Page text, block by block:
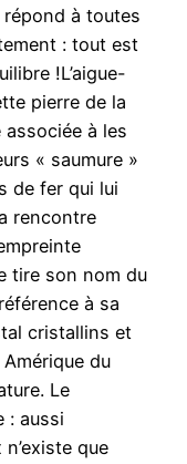
à toutes
: tout est
!L’aigue-
pierre de la
à les
« saumure »
de fer qui lui
rencontre
tire son nom du
à sa
cristallins et
du
Le
: aussi
que